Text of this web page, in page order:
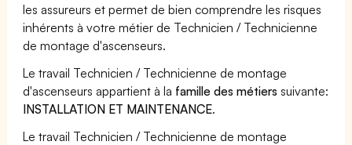
les assureurs et permet de bien comprendre les risques
inhérents à votre métier de Technicien / Technicienne
de montage d'ascenseurs.
Le travail Technicien / Technicienne de montage
d'ascenseurs appartient à la famille des métiers suivante:
INSTALLATION ET MAINTENANCE.
Le travail Technicien / Technicienne de montage